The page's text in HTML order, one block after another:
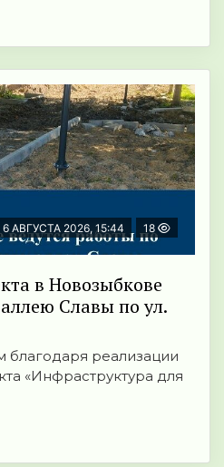
6 АВГУСТА 2026, 15:44 18
в Новозыбкове
Славы по ул.
благодаря реализации
«Инфраструктура для